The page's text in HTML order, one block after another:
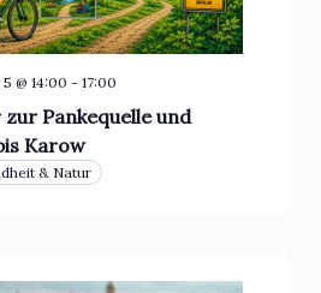
Pankequelle und
Karow
@ 14:00 -17:00
& Natur